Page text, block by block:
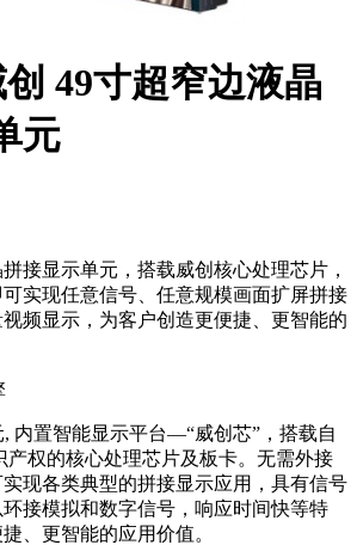
49寸超窄边液晶
元
接显示单元，搭载威创核心处理芯片，
实现任意信号、任意规模画面扩屏拼接
频显示，为客户创造更便捷、更智能的
内置智能显示平台—“威创芯”，搭载自
产权的核心处理芯片及板卡。无需外接
现各类典型的拼接显示应用，具有信号
接模拟和数字信号，响应时间快等特
、更智能的应用价值。